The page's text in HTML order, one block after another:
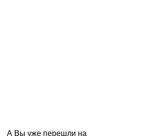
А Вы уже перешли на